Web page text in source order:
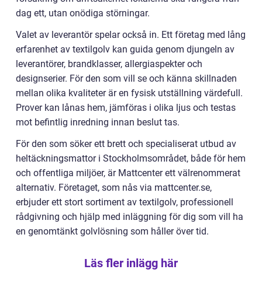
dag ett, utan onödiga störningar.
Valet av leverantör spelar också in. Ett företag med lång
erfarenhet av textilgolv kan guida genom djungeln av
leverantörer, brandklasser, allergiaspekter och
designserier. För den som vill se och känna skillnaden
mellan olika kvaliteter är en fysisk utställning värdefull.
Prover kan lånas hem, jämföras i olika ljus och testas
mot befintlig inredning innan beslut tas.
För den som söker ett brett och specialiserat utbud av
heltäckningsmattor i Stockholmsområdet, både för hem
och offentliga miljöer, är Mattcenter ett välrenommerat
alternativ. Företaget, som nås via mattcenter.se,
erbjuder ett stort sortiment av textilgolv, professionell
rådgivning och hjälp med inläggning för dig som vill ha
en genomtänkt golvlösning som håller över tid.
Läs fler inlägg här